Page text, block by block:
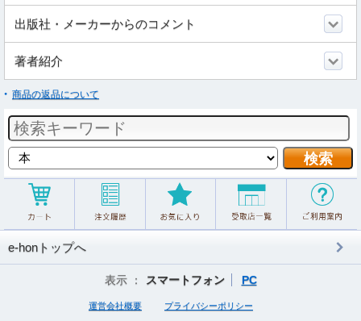
出版社・メーカーからのコメント
著者紹介
商品の返品について
e-honトップへ
表示 ： スマートフォン PC
運営会社概要 プライバシーポリシー